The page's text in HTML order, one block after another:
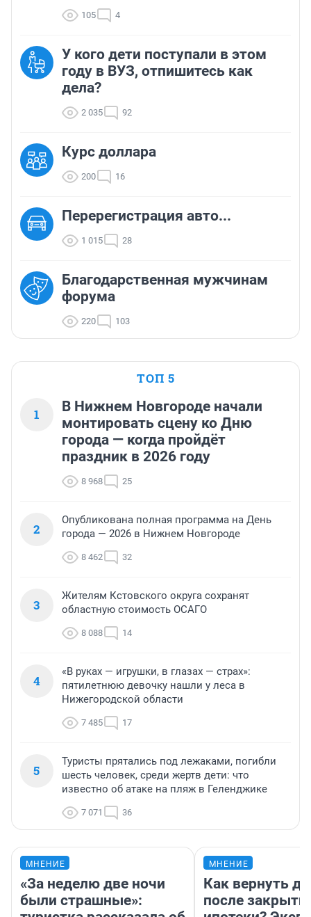
105 4
У кого дети поступали в этом
году в ВУЗ, отпишитесь как
дела?
2 035 92
Курс доллара
200 16
Перерегистрация авто...
1 015 28
Благодарственная мужчинам
форума
220 103
ТОП 5
1
В Нижнем Новгороде начали
монтировать сцену ко Дню
города — когда пройдёт
праздник в 2026 году
8 968 25
2
Опубликована полная программа на День
города — 2026 в Нижнем Новгороде
8 462 32
3
Жителям Кстовского округа сохранят
областную стоимость ОСАГО
8 088 14
4
«В руках — игрушки, в глазах — страх»:
пятилетнюю девочку нашли у леса в
Нижегородской области
7 485 17
5
Туристы прятались под лежаками, погибли
шесть человек, среди жертв дети: что
известно об атаке на пляж в Геленджике
7 071 36
МНЕНИЕ
«За неделю две ночи
были страшные»:
МНЕНИЕ
Как вернуть
после